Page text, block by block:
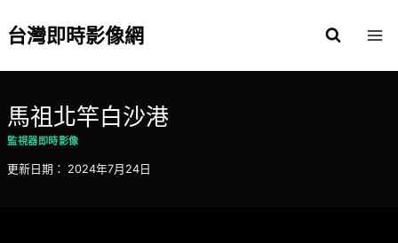
to台灣即時影像網
馬祖北竿白沙港
監視器即時影像
更新日期： 2024年7月24日